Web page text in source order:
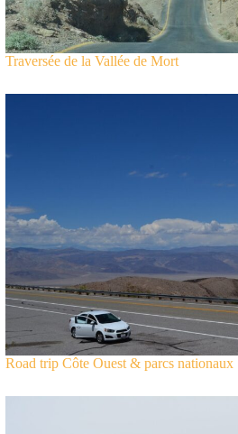
Traversée de la Vallée de Mort
Road trip Côte Ouest & parcs nationaux